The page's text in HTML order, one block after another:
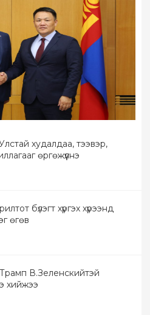
худалдаа, тээвэр,
өргөжүүлнэ
бүлэгт хүргэх хүрээнд
өгөв
В.Зеленскийтэй
хийжээ